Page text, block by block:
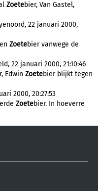
Zoetebier, Van Gastel,
22 januari 2000,
Zoetebier vanwege de
22 januari 2000, 21:10:46
Edwin Zoetebier blijkt tegen
2000, 20:27:53
Zoetebier. In hoeverre